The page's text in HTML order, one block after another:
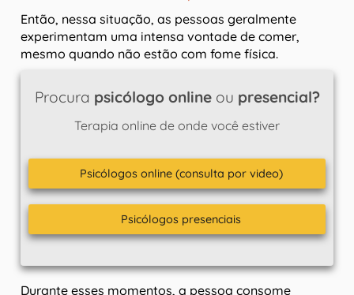
Então, nessa situação, as pessoas geralmente
experimentam uma intensa vontade de comer,
mesmo quando não estão com fome física.
Procura psicólogo onlineou presencial?
Terapia online de onde você estiver
Psicólogos online (consulta por video)
Psicólogos presenciais
Durante esses momentos, a pessoa consome